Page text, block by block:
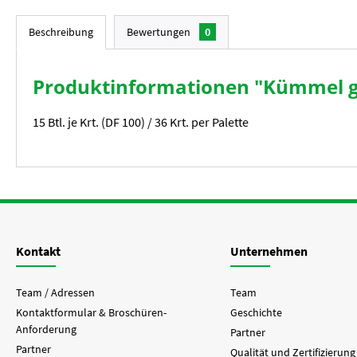
Beschreibung Bewertungen 0
Produktinformationen "Kümmel
15 Btl. je Krt. (DF 100) / 36 Krt. per Palette
Kontakt
Team / Adressen
Kontaktformular & Broschüren-
Anforderung
Partner
Unternehmen
Team
Geschichte
Partner
Qualität und Zertifizierung